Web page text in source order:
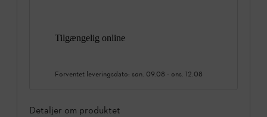
Tilgængelig online
Forventet leveringsdato: søn. 09.08 - ons. 12.08
Detaljer om produktet